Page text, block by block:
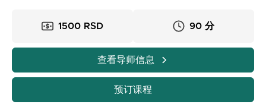
1500 RSD 90 分
查看导师信息
预订课程